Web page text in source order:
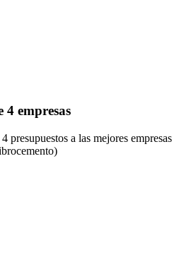
4 empresas
presupuestos a las mejores empresas